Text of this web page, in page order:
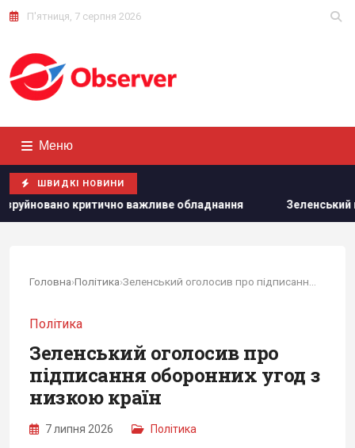
П'ятниця, 7 серпня 2026
Меню
ШВИДКІ НОВИНИ
обладнання Зеленський вперше поїде з офіційним
Головна›Політика›
Політика
Зеленський оголосив про
підписання оборонних угод з
низкою країн
7 липня 2026 Політика